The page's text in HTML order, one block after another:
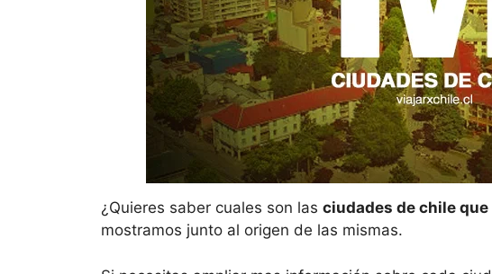
¿Quieres saber cuales son las ciudades de chile
mostramos junto al origen de las mismas.